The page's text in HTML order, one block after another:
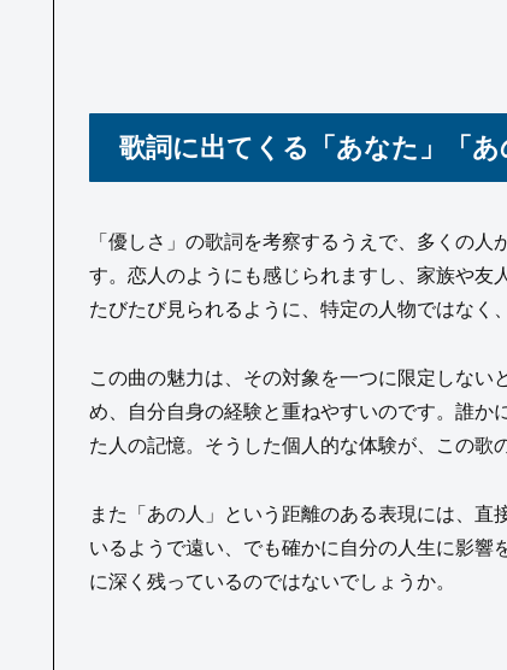
歌詞に出てくる「あなた」「
「優しさ」の歌詞を考察するうえで、多くの
す。恋人のようにも感じられますし、家族や友
たびたび見られるように、特定の人物ではなく
この曲の魅力は、その対象を一つに限定しな
め、自分自身の経験と重ねやすいのです。誰か
た人の記憶。そうした個人的な体験が、この歌
また「あの人」という距離のある表現には、
いるようで遠い、でも確かに自分の人生に影
に深く残っているのではないでしょうか。